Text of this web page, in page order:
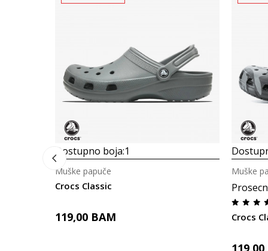
Dostupno boja:1
Crocs Classic
Muške papuče
119,00 BAM Crocs
Muške
119,00